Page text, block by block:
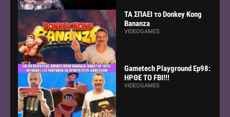
ΤΑ ΣΠΑΕΙ το Donkey Kong
Bananza
VIDEOGAMES
Gametech Playground Ep98:
ΗΡΘΕ ΤΟ FBI!!!
VIDEOGAMES